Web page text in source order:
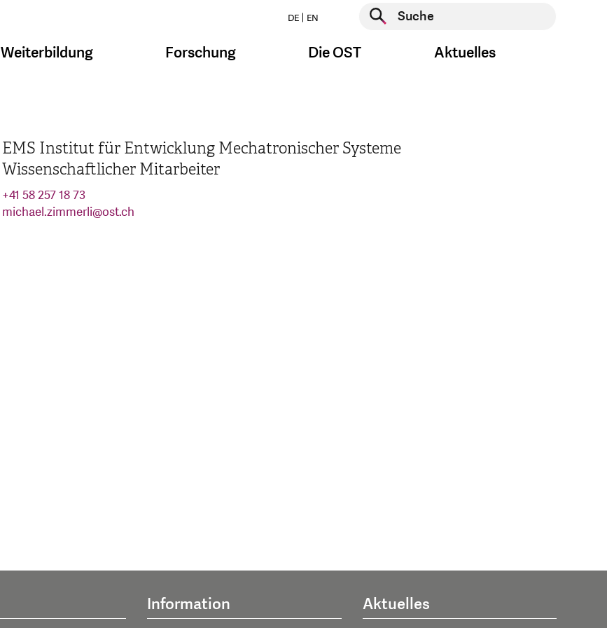
DE EN
Suche starten
Weiterbildung Forschung Die OST Aktuelles
EMS Institut für Entwicklung Mechatronischer Systeme
Wissenschaftlicher Mitarbeiter
+41 58 257 18 73
michael.zimmerli@ost.ch
Information Aktuelles